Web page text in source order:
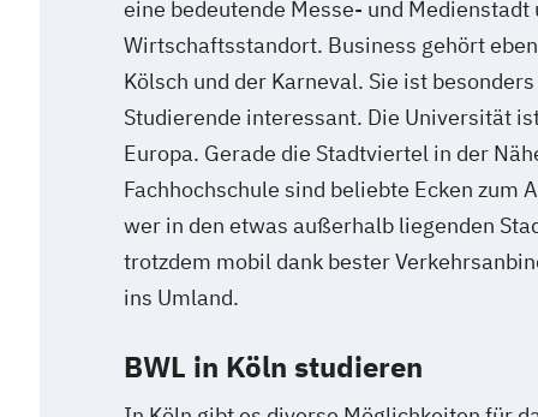
eine bedeutende Messe- und
Wirtschaftsstandort. Business gehört
Kölsch und der Karneval. Sie ist
Studierende interessant. Die Universität
Europa. Gerade die Stadtviertel in der
Fachhochschule sind beliebte Ecken zum
wer in den etwas außerhalb liegenden
trotzdem mobil dank bester
ins Umland.
BWL in Köln studieren